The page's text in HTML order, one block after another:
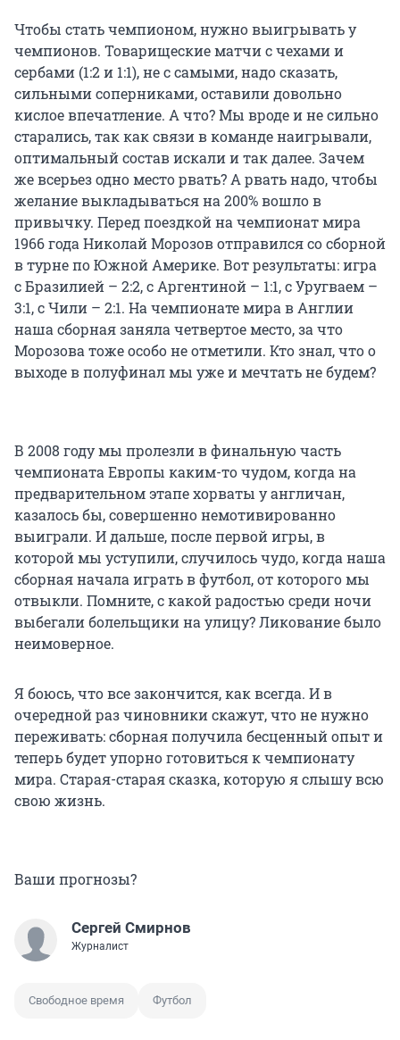
Чтобы стать чемпионом, нужно выигрывать у
чемпионов. Товарищеские матчи с чехами и
сербами (1:2 и 1:1), не с самыми, надо сказать,
сильными соперниками, оставили довольно
кислое впечатление. А что? Мы вроде и не сильно
старались, так как связи в команде наигрывали,
оптимальный состав искали и так далее. Зачем
же всерьез одно место рвать? А рвать надо, чтобы
желание выкладываться на 200% вошло в
привычку. Перед поездкой на чемпионат мира
1966 года Николай Морозов отправился со сборной
в турне по Южной Америке. Вот результаты: игра
с Бразилией – 2:2, с Аргентиной – 1:1, с Уругваем –
3:1, с Чили – 2:1. На чемпионате мира в Англии
наша сборная заняла четвертое место, за что
Морозова тоже особо не отметили. Кто знал, что о
выходе в полуфинал мы уже и мечтать не будем?
В 2008 году мы пролезли в финальную часть
чемпионата Европы каким-то чудом, когда на
предварительном этапе хорваты у англичан,
казалось бы, совершенно немотивированно
выиграли. И дальше, после первой игры, в
которой мы уступили, случилось чудо, когда наша
сборная начала играть в футбол, от которого мы
отвыкли. Помните, с какой радостью среди ночи
выбегали болельщики на улицу? Ликование было
неимоверное.
Я боюсь, что все закончится, как всегда. И в
очередной раз чиновники скажут, что не нужно
переживать: сборная получила бесценный опыт и
теперь будет упорно готовиться к чемпионату
мира. Старая-старая сказка, которую я слышу всю
свою жизнь.
Ваши прогнозы?
Сергей Смирнов
Журналист
Свободное время Футбол